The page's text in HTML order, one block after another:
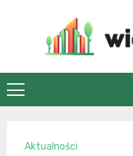
Aktualności